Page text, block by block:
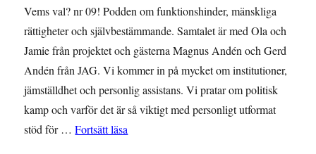
Vems val? nr 09! Podden om funktionshinder, mänskliga
rättigheter och självbestämmande. Samtalet är med Ola och
Jamie från projektet och gästerna Magnus Andén och Gerd
Andén från JAG. Vi kommer in på mycket om institutioner,
jämställdhet och personlig assistans. Vi pratar om politisk
kamp och varför det är så viktigt med personligt utformat
stöd för …Fortsätt läsa